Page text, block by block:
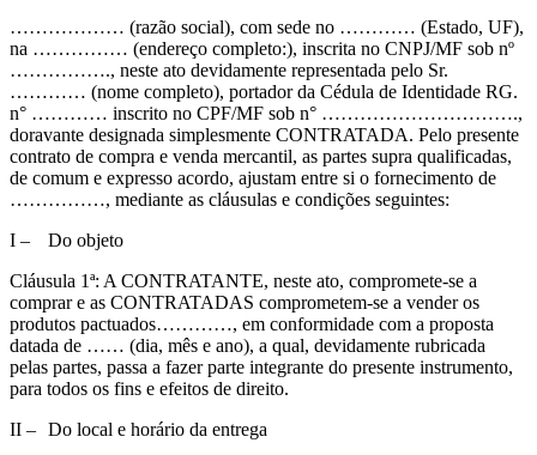
……………… (razão social), com sede no ………… (Estado, UF),
na …………… (endereço completo:), inscrita no CNPJ/MF sob nº
……………., neste ato devidamente representada pelo Sr.
………… (nome completo), portador da Cédula de Identidade RG.
n° ………… inscrito no CPF/MF sob n° ………………………….,
doravante designada simplesmente CONTRATADA. Pelo presente
contrato de compra e venda mercantil, as partes supra qualificadas,
de comum e expresso acordo, ajustam entre si o fornecimento de
……………, mediante as cláusulas e condições seguintes:
I –
Do objeto
Cláusula 1ª: A CONTRATANTE, neste ato, compromete-se a
comprar e as CONTRATADAS comprometem-se a vender os
produtos pactuados…………, em conformidade com a proposta
datada de …… (dia, mês e ano), a qual, devidamente rubricada
pelas partes, passa a fazer parte integrante do presente instrumento,
para todos os fins e efeitos de direito.
II – Do local e horário da entrega